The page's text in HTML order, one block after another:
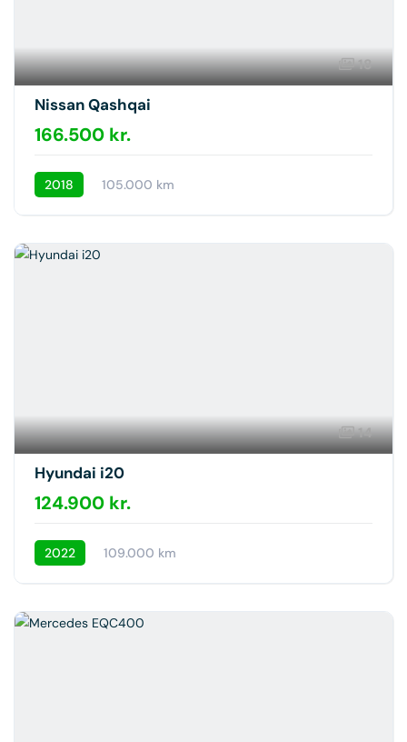
18
Nissan Qashqai
166.500 kr.
2018 105.000 km
14
Hyundai i20
124.900 kr.
2022 109.000 km